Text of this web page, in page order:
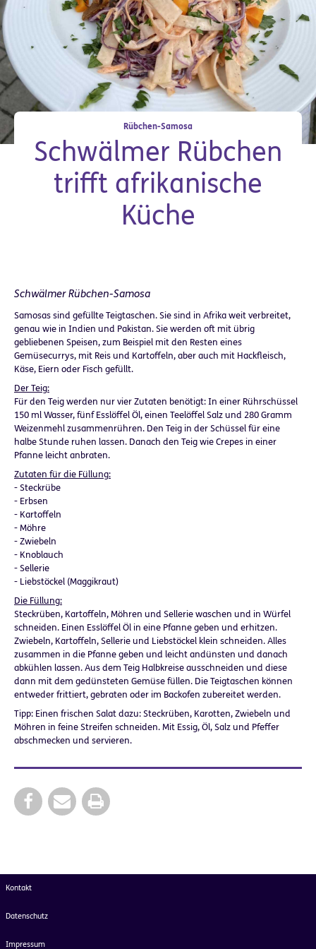
Rübchen-Samosa
Schwälmer Rübchen
trifft afrikanische
Küche
Schwälmer Rübchen-Samosa
Samosas sind gefüllte Teigtaschen. Sie sind in Afrika weit verbreitet,
genau wie in Indien und Pakistan. Sie werden oft mit übrig
gebliebenen Speisen, zum Beispiel mit den Resten eines
Gemüsecurrys, mit Reis und Kartoffeln, aber auch mit Hackfleisch,
Käse, Eiern oder Fisch gefüllt.
Der Teig:
Für den Teig werden nur vier Zutaten benötigt: In einer Rührschüssel
150 ml Wasser, fünf Esslöffel Öl, einen Teelöffel Salz und 280 Gramm
Weizenmehl zusammenrühren. Den Teig in der Schüssel für eine
halbe Stunde ruhen lassen. Danach den Teig wie Crepes in einer
Pfanne leicht anbraten.
Zutaten für die Füllung:
- Steckrübe
- Erbsen
- Kartoffeln
- Möhre
- Zwiebeln
- Knoblauch
- Sellerie
- Liebstöckel (Maggikraut)
Die Füllung:
Steckrüben, Kartoffeln, Möhren und Sellerie waschen und in Würfel
schneiden. Einen Esslöffel Öl in eine Pfanne geben und erhitzen.
Zwiebeln, Kartoffeln, Sellerie und Liebstöckel klein schneiden. Alles
zusammen in die Pfanne geben und leicht andünsten und danach
abkühlen lassen. Aus dem Teig Halbkreise ausschneiden und diese
dann mit dem gedünsteten Gemüse füllen. Die Teigtaschen können
entweder frittiert, gebraten oder im Backofen zubereitet werden.
Tipp: Einen frischen Salat dazu: Steckrüben, Karotten, Zwiebeln und
Möhren in feine Streifen schneiden. Mit Essig, Öl, Salz und Pfeffer
abschmecken und servieren.
Kontakt
Datenschutz
Impressum